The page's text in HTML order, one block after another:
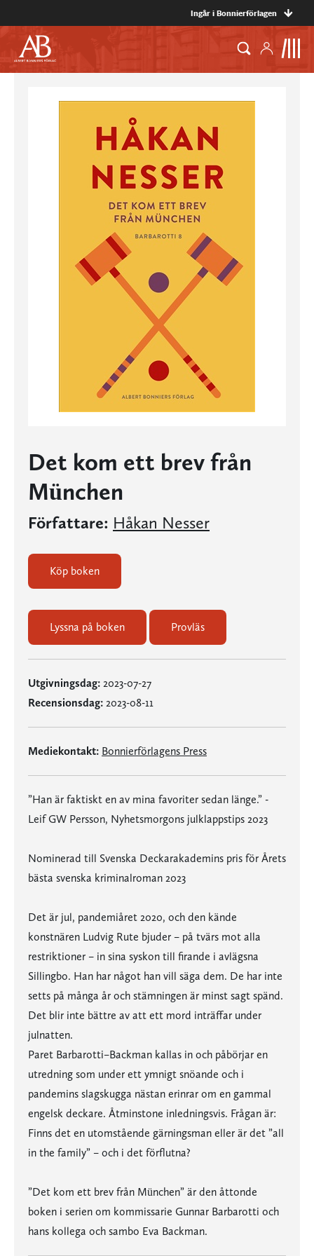
Ingår i Bonnierförlagen
Det kom ett brev från
München
Författare: Håkan Nesser
Köp boken
Lyssna på boken Provläs
Utgivningsdag: 2023-07-27
Recensionsdag: 2023-08-11
Mediekontakt: Bonnierförlagens Press
”Han är faktiskt en av mina favoriter sedan länge.” -
Leif GW Persson, Nyhetsmorgons julklappstips 2023
Nominerad till Svenska Deckarakademins pris för Årets
bästa svenska kriminalroman 2023
Det är jul, pandemiåret 2020, och den kände
konstnären Ludvig Rute bjuder – på tvärs mot alla
restriktioner – in sina syskon till firande i avlägsna
Sillingbo. Han har något han vill säga dem. De har inte
setts på många år och stämningen är minst sagt spänd.
Det blir inte bättre av att ett mord inträffar under
julnatten.
Paret Barbarotti–Backman kallas in och påbörjar en
utredning som under ett ymnigt snöande och i
pandemins slagskugga nästan erinrar om en gammal
engelsk deckare. Åtminstone inledningsvis. Frågan är:
Finns det en utomstående gärningsman eller är det ”all
in the family” – och i det förflutna?
”Det kom ett brev från München” är den åttonde
boken i serien om kommissarie Gunnar Barbarotti och
hans kollega och sambo Eva Backman.